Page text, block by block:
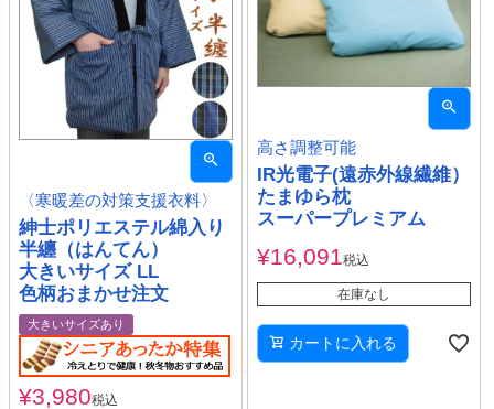
〈寒暖差の対策支援衣料〉
紳士ポリエステル綿入り
半纏（はんてん）
大きいサイズ LL
色柄おまかせ注文
大きいサイズあり
¥3,980税込
高さ調整可能
IR光電子(遠赤外線繊維）
たまゆら枕
スーパープレミアム
¥16,091税込
在庫なし
カートに入れる